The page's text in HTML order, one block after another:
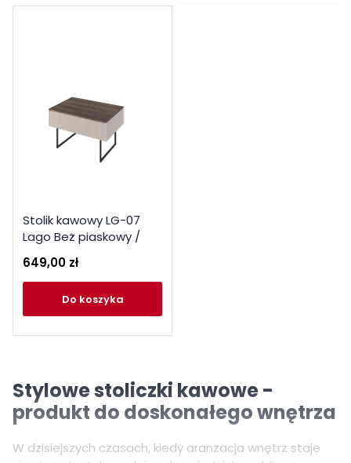
Stolik kawowy LG-07
Lago Beż piaskowy /
649,00 zł
do koszyka
Stylowe stoliczki kawowe -
produkt do doskonałego wnętrza
W dzisiejszych czasach, kiedy aranżacja wnętrz staje